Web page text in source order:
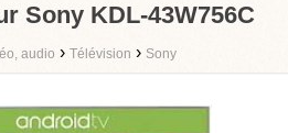
Sony KDL-43W756C
audio › Télévision › Sony